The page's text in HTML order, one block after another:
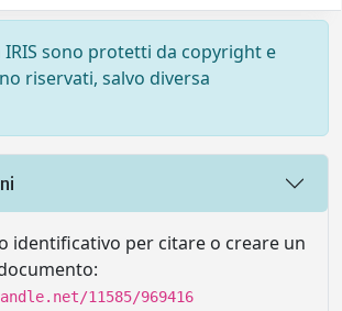
sono protetti da copyright e
riservati, salvo diversa
identificativo per citare o creare un
11585/969416